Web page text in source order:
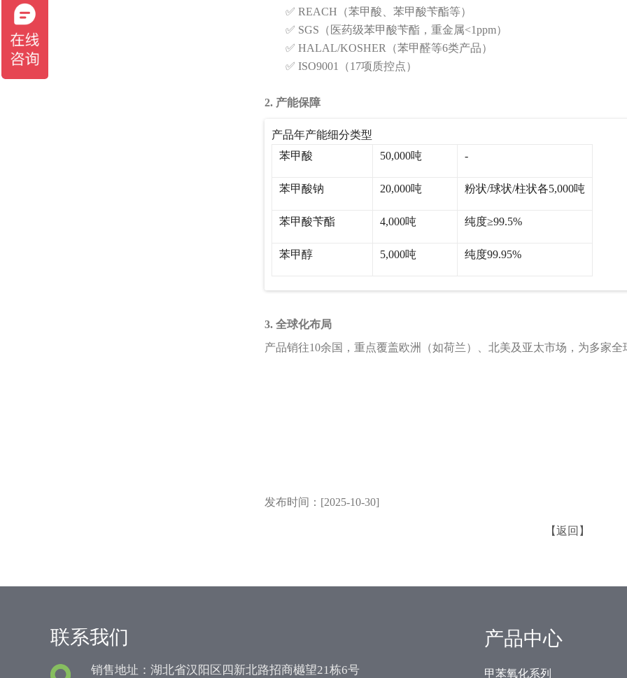
✅ REACH（苯甲酸、苯甲酸苄酯等）
✅ SGS（医药级苯甲酸苄酯，重金属<1ppm）
✅ HALAL/KOSHER（苯甲醛等6类产品）
✅ ISO9001（17项质控点）
2. 产能保障
产品年产能细分类型
苯甲酸
50,000吨 -
苯甲酸钠 20,000吨 粉状/球状/柱状各5,000吨
苯甲酸苄酯 4,000吨 纯度≥99.5%
苯甲醇 5,000吨 纯度99.95%
3. 全球化布局
产品销往10余国，重点覆盖欧洲（如荷兰）、北美及亚太市场，为多家全
发布时间：[2025-10-30]
【返回】
联系我们
销售地址：湖北省汉阳区四新北路招商樾望21栋6号
产品中心
甲苯氧化系列